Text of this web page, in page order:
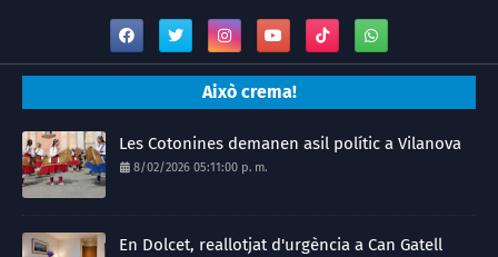
Això crema!
Les Cotonines demanen asil polític a Vilanova
8/02/2026 05:11:00 p. m.
En Dolcet, reallotjat d'urgència a Can Gatell